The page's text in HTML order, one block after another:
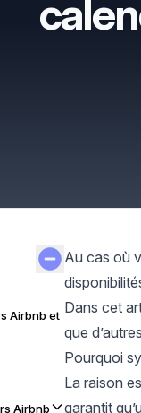
Airbnb et
Airbnb
Au cas où
Dans cet
que
Pourquoi
La raison
garantit